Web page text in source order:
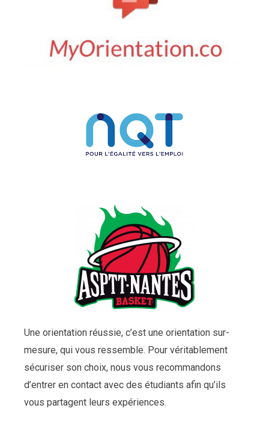
Une orientation réussie, c’est une orientation sur-
mesure, qui vous ressemble. Pour véritablement
sécuriser son choix, nous vous recommandons
d’entrer en contact avec des étudiants afin qu’ils
vous partagent leurs expériences.